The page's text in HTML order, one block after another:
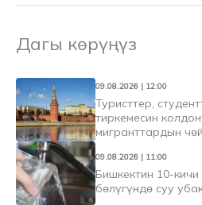
Дагы көрүңүз
09.08.2026 | 12:00
Туристтер,
тиркемесин
мигранттардын
09.08.2026 | 11:00
Бишкектин 10-
бөлүгүндө суу